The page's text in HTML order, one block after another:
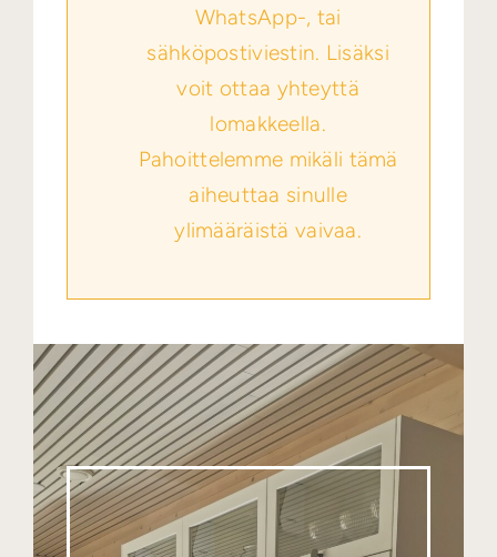
WhatsApp-, tai
sähköpostiviestin. Lisäksi
voit ottaa yhteyttä
lomakkeella.
Pahoittelemme mikäli tämä
aiheuttaa sinulle
ylimääräistä vaivaa.